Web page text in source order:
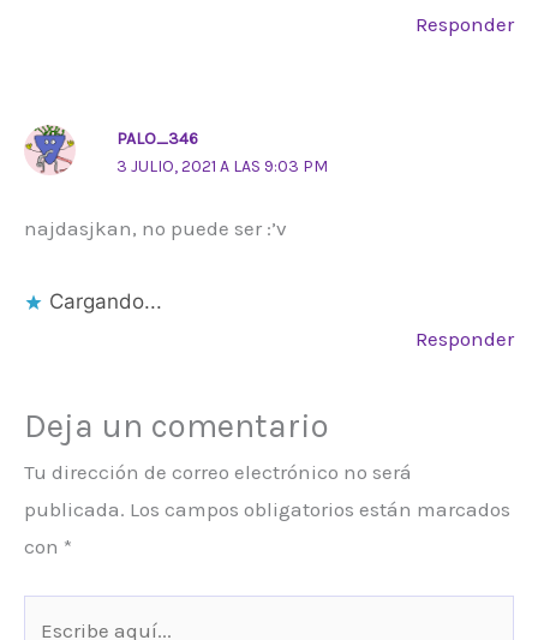
Responder
PALO_346
3 JULIO, 2021 A LAS 9:03 PM
najdasjkan, no puede ser :’v
Cargando...
Responder
Deja un comentario
Tu dirección de correo electrónico no será
publicada. Los campos obligatorios están marcados
con *